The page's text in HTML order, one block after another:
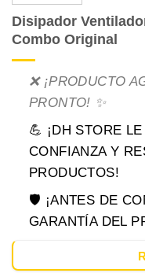
Disipador
Combo Original
❌ ¡PRODUCTO
PRONTO! ✨
💪 ¡DH STORE
CONFIANZA Y
PRODUCTOS!
🛡️ ¡ANTES DE
GARANTÍA DEL